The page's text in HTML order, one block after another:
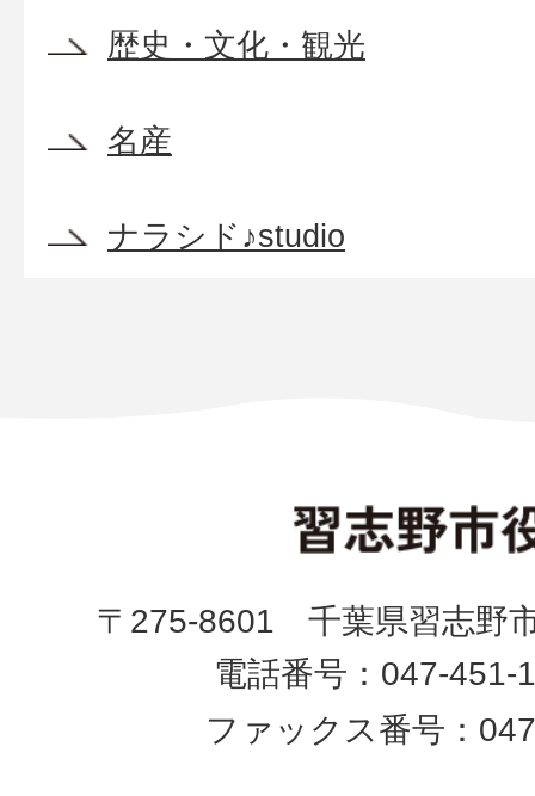
歴史・文化・観光
名産
ナラシド♪studio
〒275-8601 千葉県習志野
電話番号：047-451-
ファックス番号：